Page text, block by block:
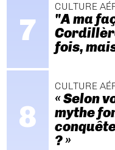
CULTURE
"A ma
fois,
CULTURE
« Selon
mythe
? »